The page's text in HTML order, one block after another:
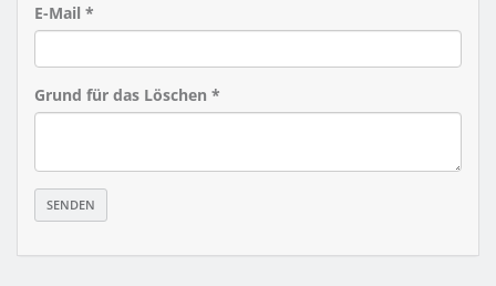
E-Mail *
Grund für das Löschen *